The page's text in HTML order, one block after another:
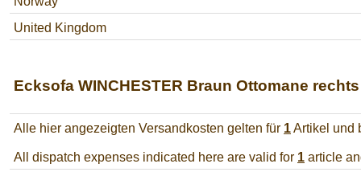
United Kingdom
Ecksofa WINCHESTER Braun Ottomane
Alle hier angezeigten Versandkosten gelten für 1Artikel und
All dispatch expenses indicated here are valid for 1 article